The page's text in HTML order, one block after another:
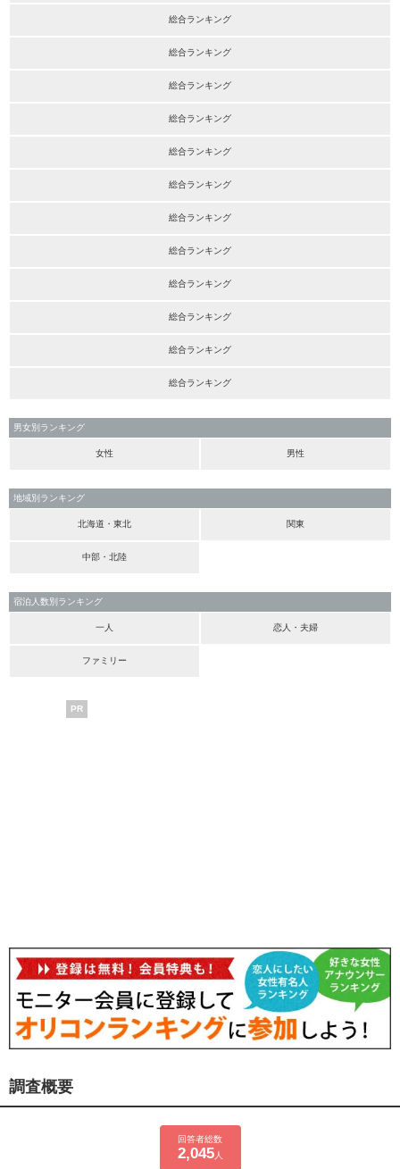
総合ランキング
総合ランキング
総合ランキング
総合ランキング
総合ランキング
総合ランキング
総合ランキング
総合ランキング
総合ランキング
総合ランキング
総合ランキング
総合ランキング
男女別ランキング
女性 男性
地域別ランキング
北海道・東北 関東
中部・北陸
宿泊人数別ランキング
一人 恋人・夫婦
ファミリー
PR
調査概要
回答者総数
2,045人